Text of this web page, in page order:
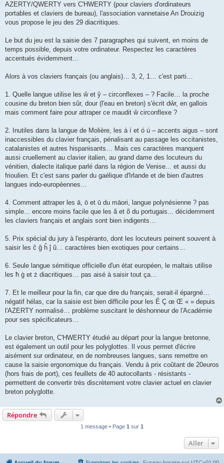
AZERTY/QWERTY vers C'HWERTY (pour claviers d'ordinateurs
portables et claviers de bureau), l'association vannetaise An Drouizig
vous propose le jeu des 29 diacritiques.
Le but du jeu est la saisie des 7 paragraphes qui suivent, en moins de
temps possible, depuis votre ordinateur. Respectez les caractères
accentués évidemment…
Alors à vos claviers français (ou anglais)… 3, 2, 1… c'est parti…
1. Quelle langue utilise les ŵ et ŷ – circonflexes – ? Facile… la proche
cousine du breton bien sûr, dour (l'eau en breton) s'écrit dŵr, en gallois
mais comment faire pour attraper ce maudit ŵ circonflexe ?
2. Inutiles dans la langue de Molière, les á í et ó ú – accents aigus – sont
inaccessibles du clavier français, pénalisant au passage les occitanistes,
catalanistes et autres hispanisants… Mais ces caractères manquent
aussi cruellement au clavier italien, au grand dame des locuteurs du
vénitien, dialecte italique parlé dans la région de Venise... et aussi du
frioulien. Et c'est sans parler du gaélique d'Irlande et de bien d'autres
langues indo-européennes…
4. Comment attraper les ā, ō et ū du māori, langue polynésienne ? pas
simple... encore moins facile que les ã et õ du portugais... décidemment
les claviers français et anglais sont bien indigents…
5. Prix spécial du jury à l'espéranto, dont les locuteurs peinent souvent à
saisir les ĉ ĝ ĥ ĵ ŭ… caractères bien exotiques pour certains…
6. Seule langue sémitique officielle d'un état européen, le maltais utilise
les ħ ġ et ż diacritiques… pas aisé à saisir tout ça…
7. Et le meilleur pour la fin, car que dire du français, serait-il épargné…
négatif hélas, car la saisie est bien difficile pour les É Ç œ Œ « » depuis
l'AZERTY normalisé… problème suscitant le déshonneur de l'Académie
pour ses spécificateurs…
Le clavier breton, C'HWERTY étudié au départ pour la langue bretonne,
est également un outil pour les polyglottes. Il vous permet d'écrire
aisément sur ordinateur, en de nombreuses langues, sans remettre en
cause la saisie ergonomique du français. Vendu à prix coûtant de 20euros
(hors frais de port), ces feuillets de 40 autocollants - résistants -
permettent de convertir très discrètement votre clavier actuel en clavier
breton polyglotte.
Répondre
1 message • Page 1 sur 1
Aller